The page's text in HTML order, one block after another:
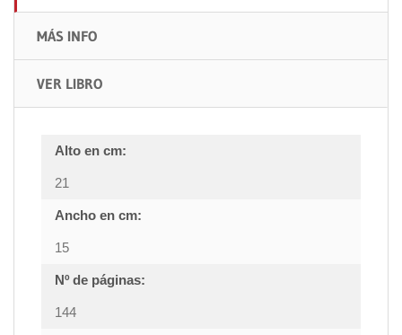
MÁS INFO
VER LIBRO
Alto en cm:
21
Ancho en cm:
15
Nº de páginas:
144